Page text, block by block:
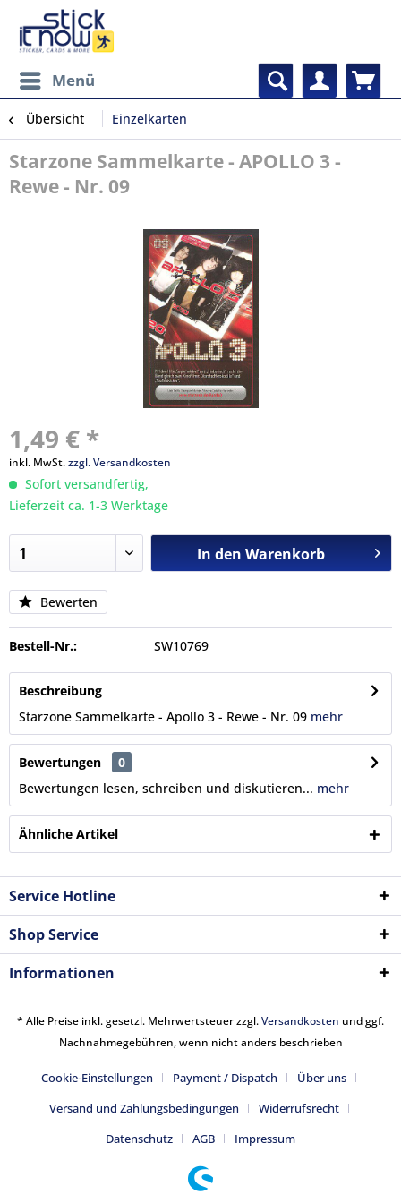
Menü
Übersicht Einzelkarten
Starzone Sammelkarte - APOLLO 3 -
Rewe - Nr. 09
1,49 € *
inkl. MwSt.zzgl. Versandkosten
Sofort versandfertig,
Lieferzeit ca. 1-3 Werktage
In den Warenkorb
Bewerten
Bestell-Nr.: SW10769
Beschreibung
Starzone Sammelkarte - Apollo 3 - Rewe - Nr. 09 mehr
Bewertungen
0
Bewertungen lesen, schreiben und diskutieren... mehr
Ähnliche Artikel
Service Hotline
Shop Service
Informationen
* Alle Preise inkl. gesetzl. Mehrwertsteuer zzgl.Versandkosten und ggf.
Nachnahmegebühren, wenn nicht anders beschrieben
Cookie-Einstellungen Payment / Dispatch
Über uns
Versand und Zahlungsbedingungen
Widerrufsrecht
Datenschutz
AGB Impressum